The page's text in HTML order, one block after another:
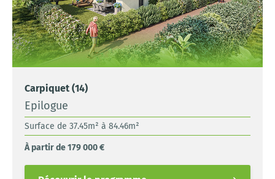
Carpiquet (14)
Epilogue
Surface de 37.45m² à 84.46m²
À partir de 179 000 €